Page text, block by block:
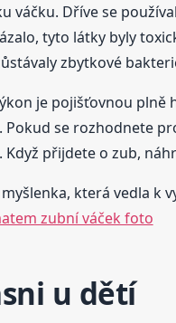
váčku. Dříve se
tyto látky byly
zbytkové
je pojišťovnou
se rozhodnete
přijdete o zub,
která vedla
zubní váček foto
u dětí